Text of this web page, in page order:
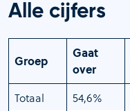
Alle cijfers
Groep
Gaat
over
Totaal 54,6%